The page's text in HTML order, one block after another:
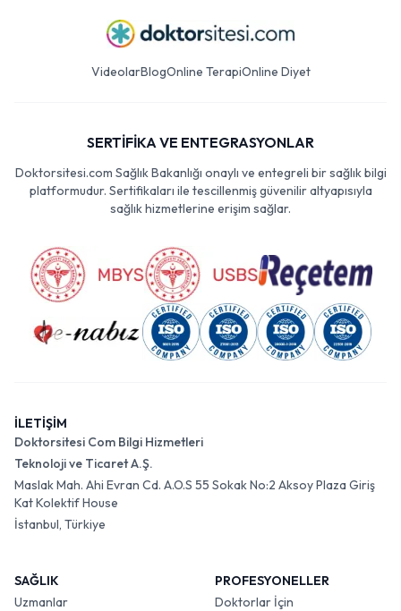
VideolarBlogOnline TerapiOnline Diyet
SERTİFİKA VE ENTEGRASYONLAR
Doktorsitesi.com Sağlık Bakanlığı onaylı ve entegreli bir sağlık bilgi
platformudur. Sertifikaları ile tescillenmiş güvenilir altyapısıyla
sağlık hizmetlerine erişim sağlar.
İLETİŞİM
Doktorsitesi Com Bilgi Hizmetleri
Teknoloji ve Ticaret A.Ş.
Maslak Mah. Ahi Evran Cd. A.O.S 55 Sokak No:2 Aksoy Plaza Giriş
Kat Kolektif House
İstanbul, Türkiye
SAĞLIK
Uzmanlar
PROFESYONELLER
Doktorlar İçin